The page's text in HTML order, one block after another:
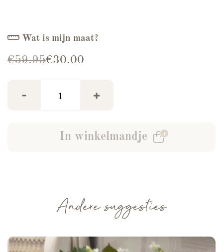
Wat is mijn maat?
€59.95
Oorspronkelijke prijs was: €59.95.
€30.00
Huidige prijs is: €30.00.
- +
In winkelmandje
Andere suggesties